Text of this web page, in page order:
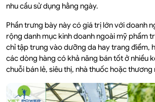
nhu cầu sử dụng hằng ngày.
Phần trưng bày này có giá trị lớn với doanh
rộng danh mục kinh doanh ngoài mỹ phẩm
chỉ tập trung vào dưỡng da hay trang điểm,
các dòng hàng có khả năng bán tốt ở nhiều
chuỗi bán lẻ, siêu thị, nhà thuốc hoặc thương